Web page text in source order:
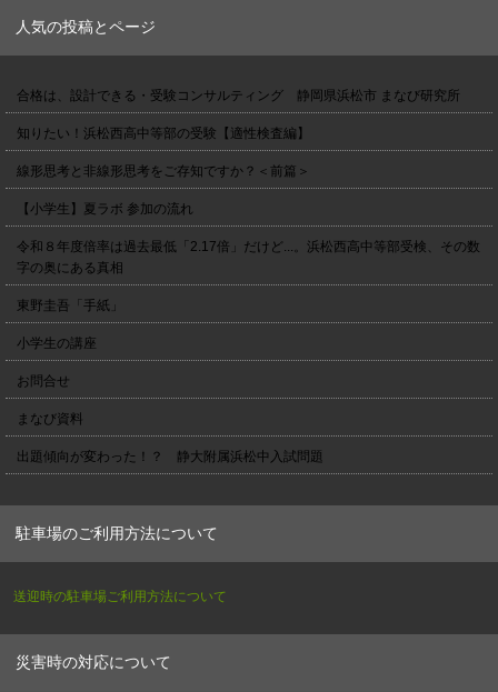
人気の投稿とページ
合格は、設計できる・受験コンサルティング 静岡県浜松市 まなび研究所
知りたい！浜松西高中等部の受験【適性検査編】
線形思考と非線形思考をご存知ですか？＜前篇＞
【小学生】夏ラボ 参加の流れ
令和８年度倍率は過去最低「2.17倍」だけど...。浜松西高中等部受検、その数
字の奥にある真相
東野圭吾「手紙」
小学生の講座
お問合せ
まなび資料
出題傾向が変わった！？ 静大附属浜松中入試問題
駐車場のご利用方法について
送迎時の駐車場ご利用方法について
災害時の対応について